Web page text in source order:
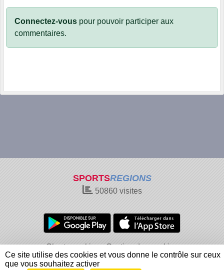
Connectez-vous pour pouvoir participer aux
commentaires.
SPORTSREGIONS
50860visites
Charte cookies
Gestion des cookies
Informations légales
Signaler un contenu inapproprié
Ce site utilise des cookies et vous donne le contrôle sur ceux
que vous souhaitez activer